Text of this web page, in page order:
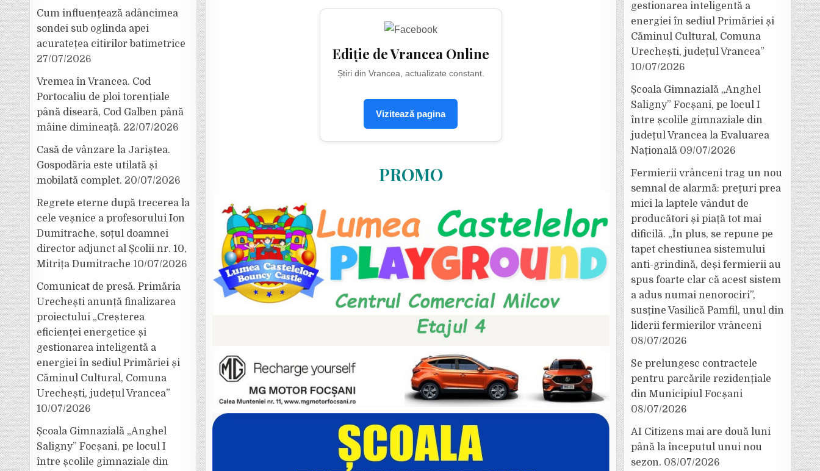
Ediție de Vrancea Online
Știri din Vrancea, actualizate constant.
Vizitează pagina
PROMO
Cum influențează adâncimea
sondei sub oglinda apei
acuratețea citirilor batimetrice
27/07/2026
Vremea în Vrancea. Cod
Portocaliu de ploi torențiale
până diseară, Cod Galben până
mâine dimineață. 22/07/2026
Casă de vânzare la Jariștea.
Gospodăria este utilată și
mobilată complet. 20/07/2026
Regrete eterne după trecerea la
cele veșnice a profesorului Ion
Dumitrache, soțul doamnei
director adjunct al Școlii nr. 10,
Mitrița Dumitrache 10/07/2026
Comunicat de presă. Primăria
Urechești anunță finalizarea
proiectului „Creșterea
eficienței energetice și
gestionarea inteligentă a
energiei în sediul Primăriei și
Căminul Cultural, Comuna
Urechești, județul Vrancea”
10/07/2026
Școala Gimnazială „Anghel
Saligny” Focșani, pe locul I
între școlile gimnaziale din
gestionarea inteligentă a
energiei în sediul Primăriei și
Căminul Cultural, Comuna
Urechești, județul Vrancea”
10/07/2026
Școala Gimnazială „Anghel
Saligny” Focșani, pe locul I
între școlile gimnaziale din
județul Vrancea la Evaluarea
Națională 09/07/2026
Fermierii vrânceni trag un nou
semnal de alarmă: prețuri prea
mici la laptele vândut de
producători și piață tot mai
dificilă. „În plus, se repune pe
tapet chestiunea sistemului
anti-grindină, deși fermierii au
spus foarte clar că acest sistem
a adus numai nenorociri”,
susține Vasilică Pamfil, unul din
liderii fermierilor vrânceni
08/07/2026
Se prelungesc contractele
pentru parcările rezidențiale
din Municipiul Focșani
08/07/2026
AI Citizens mai are două luni
până la începutul unui nou
sezon. 08/07/2026